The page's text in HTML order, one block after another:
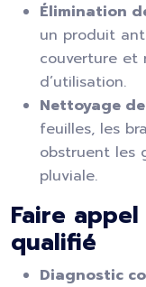
Élimination
un produit
couverture et
d’utilisation.
Nettoyage
feuilles, les
obstruent les
pluviale.
Faire
qualifié
Diagnostic